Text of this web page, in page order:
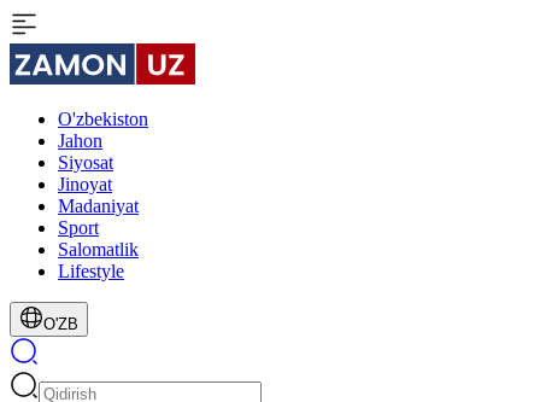
O'zbekiston
Jahon
Siyosat
Jinoyat
Madaniyat
Sport
Salomatlik
Lifestyle
O'ZB